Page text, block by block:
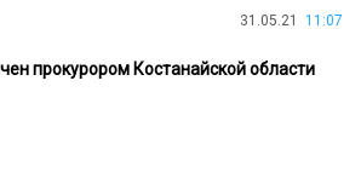
31.05.21 11:07
прокурором Костанайской области